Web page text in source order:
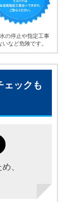
の停止や指定工事
など危険です。
ェックも
、